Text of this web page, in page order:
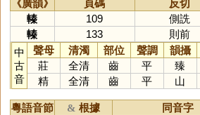
《廣韻》 頁碼 反切
轃
109
側詵
轃
133
則前
中
古
音
聲母 清濁 部位 聲調 韻攝
莊
全清 齒 平 臻
精
全清 齒 平 山
粵語音節 & 根據 同音字